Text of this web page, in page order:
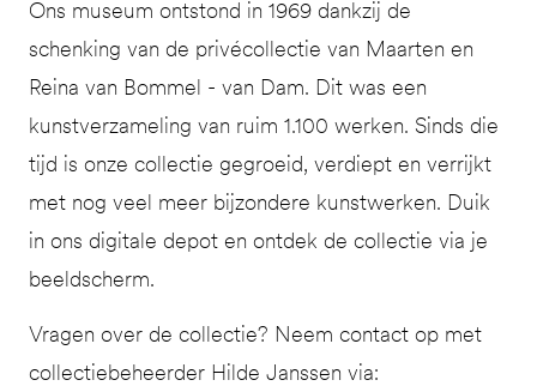
Ons museum ontstond in 1969 dankzij de
schenking van de privécollectie van Maarten en
Reina van Bommel - van Dam. Dit was een
kunstverzameling van ruim 1.100 werken. Sinds die
tijd is onze collectie gegroeid, verdiept en verrijkt
met nog veel meer bijzondere kunstwerken. Duik
in ons digitale depot en ontdek de collectie via je
beeldscherm.
Vragen over de collectie? Neem contact op met
collectiebeheerder Hilde Janssen via: